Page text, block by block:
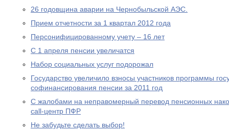
26 годовщина аварии на Чернобыльской АЭС.
Прием отчетности за 1 квартал 2012 года
Персонифицированному учету – 16 лет
С 1 апреля пенсии увеличатся
Набор социальных услуг подорожал
Государство увеличило взносы участников программы
софинансирования пенсии за 2011 год
С жалобами на неправомерный перевод пенсионных
call-центр ПФР
Не забудьте сделать выбор!